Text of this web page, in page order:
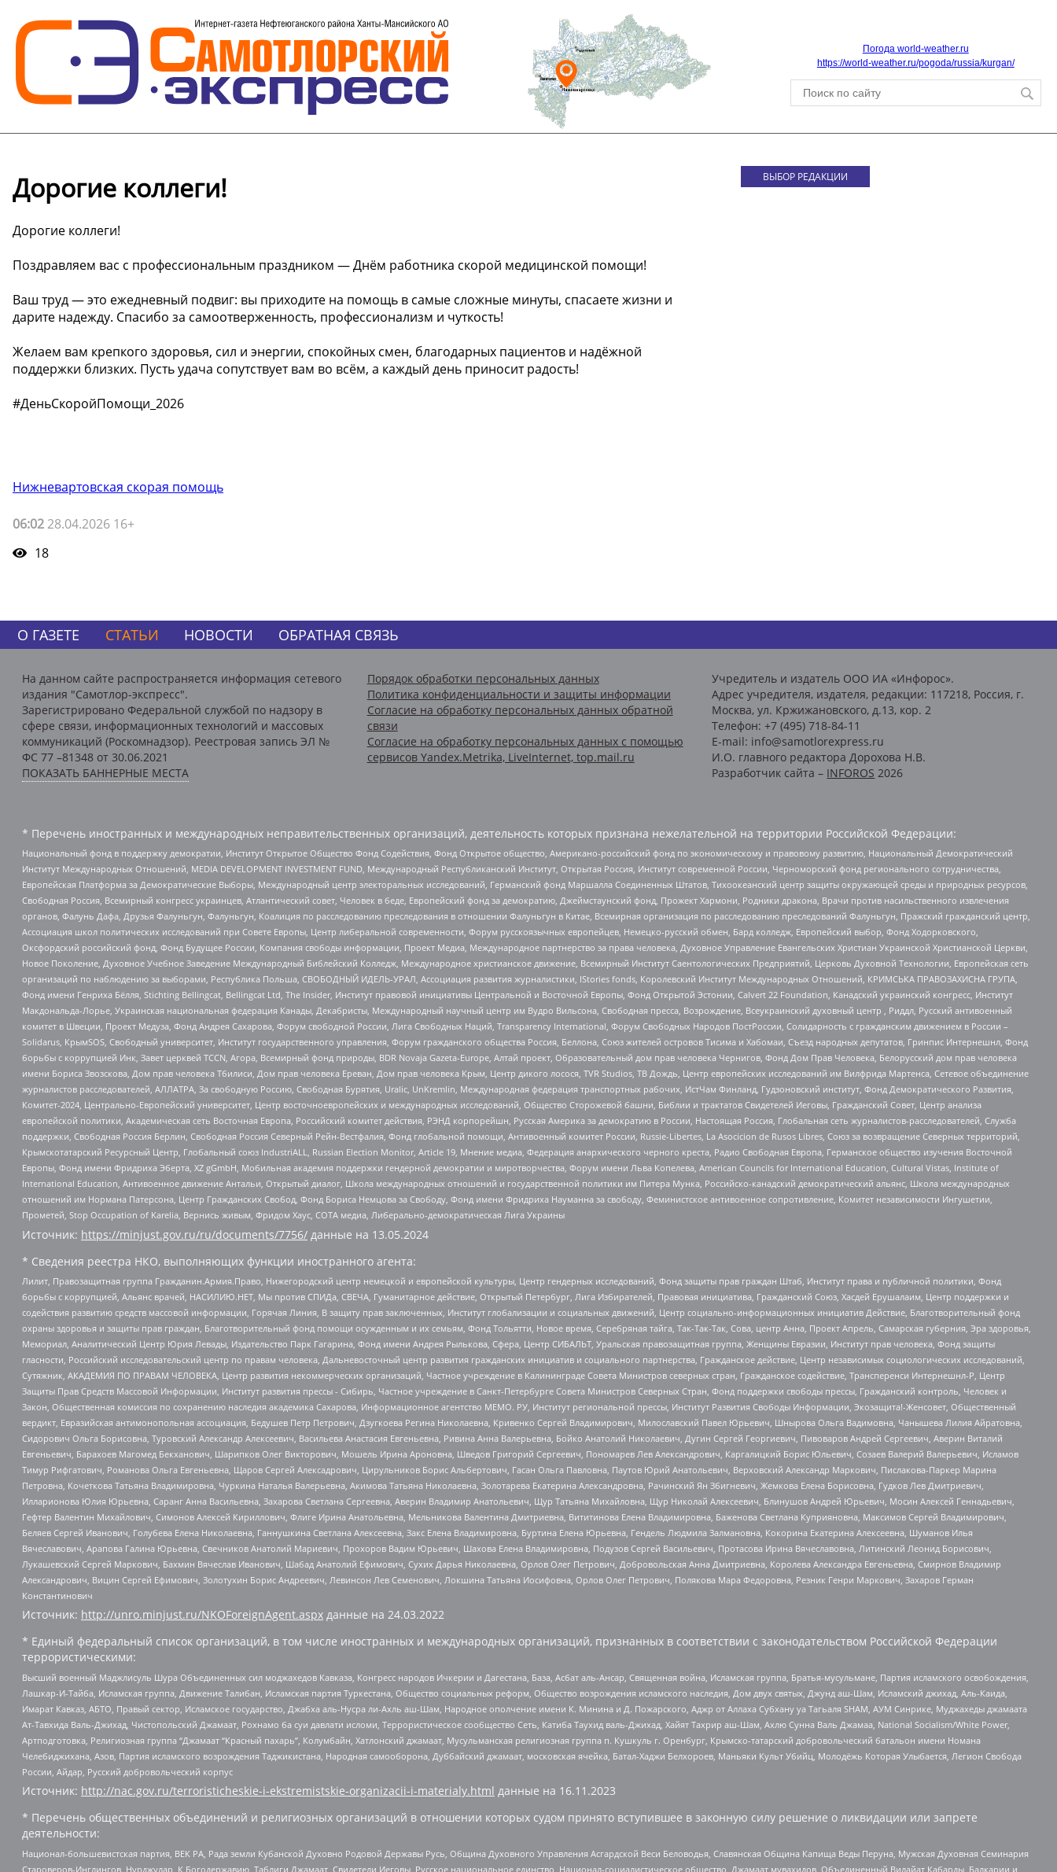
Погода world-weather.ru
https://world-weather.ru/pogoda/russia/kurgan/
Дорогие коллеги!
Дорогие коллеги!
Поздравляем вас с профессиональным праздником — Днём работника скорой медицинской помощи!
Ваш труд — это ежедневный подвиг: вы приходите на помощь в самые сложные минуты, спасаете жизни и
дарите надежду. Спасибо за самоотверженность, профессионализм и чуткость!
Желаем вам крепкого здоровья, сил и энергии, спокойных смен, благодарных пациентов и надёжной
поддержки близких. Пусть удача сопутствует вам во всём, а каждый день приносит радость!
#ДеньСкоройПомощи_2026
Нижневартовская скорая помощь
06:02 28.04.2026 16+
18
ВЫБОР РЕДАКЦИИ
О ГАЗЕТЕ СТАТЬИ НОВОСТИ ОБРАТНАЯ СВЯЗЬ
На данном сайте распространяется информация сетевого
издания "Самотлор-экспресс".
Зарегистрировано Федеральной службой по надзору в
сфере связи, информационных технологий и массовых
коммуникаций (Роскомнадзор). Реестровая запись ЭЛ №
ФС 77 –81348 от 30.06.2021
ПОКАЗАТЬ БАННЕРНЫЕ МЕСТА
Порядок обработки персональных данных
Политика конфиденциальности и защиты информации
Согласие на обработку персональных данных обратной
связи
Согласие на обработку персональных данных с помощью
сервисов Yandex.Metrika, LiveInternet, top.mail.ru
Учредитель и издатель ООО ИА «Инфорос».
Адрес учредителя, издателя, редакции: 117218, Россия, г.
Москва, ул. Кржижановского, д.13, кор. 2
Телефон: +7 (495) 718-84-11
E-mail: info@samotlorexpress.ru
И.О. главного редактора Дорохова Н.В.
Разработчик сайта – INFOROS 2026
* Перечень иностранных и международных неправительственных организаций, деятельность которых признана нежелательной на территории Российской Федерации:
Национальный фонд в поддержку демократии, Институт Открытое Общество Фонд Содействия, Фонд Открытое общество, Американо-российский фонд по экономическому и правовому развитию, Национальный Демократический
Институт Международных Отношений, MEDIA DEVELOPMENT INVESTMENT FUND, Международный Республиканский Институт, Открытая Россия, Институт современной России, Черноморский фонд регионального сотрудничества,
Европейская Платформа за Демократические Выборы, Международный центр электоральных исследований, Германский фонд Маршалла Соединенных Штатов, Тихоокеанский центр защиты окружающей среды и природных ресурсов,
Свободная Россия, Всемирный конгресс украинцев, Атлантический совет, Человек в беде, Европейский фонд за демократию, Джеймстаунский фонд, Прожект Хармони, Родники дракона, Врачи против насильственного извлечения
органов, Фалунь Дафа, Друзья Фалуньгун, Фалуньгун, Коалиция по расследованию преследования в отношении Фалуньгун в Китае, Всемирная организация по расследованию преследований Фалуньгун, Пражский гражданский центр,
Ассоциация школ политических исследований при Совете Европы, Центр либеральной современности, Форум русскоязычных европейцев, Немецко-русский обмен, Бард колледж, Европейский выбор, Фонд Ходорковского,
Оксфордский российский фонд, Фонд Будущее России, Компания свободы информации, Проект Медиа, Международное партнерство за права человека, Духовное Управление Евангельских Христиан Украинской Христианской Церкви,
Новое Поколение, Духовное Учебное Заведение Международный Библейский Колледж, Международное христианское движение, Всемирный Институт Саентологических Предприятий, Церковь Духовной Технологии, Европейская сеть
организаций по наблюдению за выборами, Республика Польша, СВОБОДНЫЙ ИДЕЛЬ-УРАЛ, Ассоциация развития журналистики, IStories fonds, Королевский Институт Международных Отношений, КРИМСЬКА ПРАВОЗАХИСНА ГРУПА,
Фонд имени Генриха Бёлля, Stichting Bellingcat, Bellingcat Ltd, The Insider, Институт правовой инициативы Центральной и Восточной Европы, Фонд Открытой Эстонии, Calvert 22 Foundation, Канадский украинский конгресс, Институт
Макдональда-Лорье, Украинская национальная федерация Канады, Декабристы, Международный научный центр им Вудро Вильсона, Свободная пресса, Возрождение, Всеукраинский духовный центр , Риддл, Русский антивоенный
комитет в Швеции, Проект Медуза, Фонд Андрея Сахарова, Форум свободной России, Лига Свободных Наций, Transparеncy International, Форум Свободных Народов ПостРоссии, Солидарность с гражданским движением в России –
Solidarus, КрымSOS, Свободный университет, Институт государственного управления, Форум гражданского общества Россия, Беллона, Союз жителей островов Тисима и Хабомаи, Съезд народных депутатов, Гринпис Интернешнл, Фонд
борьбы с коррупцией Инк, Завет церквей TCCN, Агора, Всемирный фонд природы, BDR Novaja Gazeta-Europe, Алтай проект, Образовательный дом прав человека Чернигов, Фонд Дом Прав Человека, Белорусский дом прав человека
имени Бориса Звозскова, Дом прав человека Тбилиси, Дом прав человека Ереван, Дом прав человека Крым, Центр дикого лосося, TVR Studios, ТВ Дождь, Центр европейских исследований им Вилфрида Мартенса, Сетевое объединение
журналистов расследователей, АЛЛАТРА, За свободную Россию, Свободная Бурятия, Uralic, UnKremlin, Международная федерация транспортных рабочих, ИстЧам Финланд, Гудзоновский институт, Фонд Демократического Развития,
Комитет-2024, Центрально-Европейский университет, Центр восточноевропейских и международных исследований, Общество Сторожевой башни, Библии и трактатов Свидетелей Иеговы, Гражданский Совет, Центр анализа
европейской политики, Академическая сеть Восточная Европа, Российский комитет действия, РЭНД корпорейшн, Русская Америка за демократию в России, Настоящая Россия, Глобальная сеть журналистов-расследователей, Служба
поддержки, Свободная Россия Берлин, Свободная Россия Северный Рейн-Вестфалия, Фонд глобальной помощи, Антивоенный комитет России, Russie-Libertes, La Asocicion de Rusos Libres, Союз за возвращение Северных территорий,
Крымскотатарский Ресурсный Центр, Глобальный союз IndustriALL, Russian Election Monitor, Article 19, Мнение медиа, Федерация анархического черного креста, Радио Свободная Европа, Германское общество изучения Восточной
Европы, Фонд имени Фридриха Эберта, XZ gGmbH, Мобильная академия поддержки гендерной демократии и миротворчества, Форум имени Льва Копелева, American Councils for International Education, Cultural Vistas, Institute of
International Education, Антивоенное движение Антальи, Открытый диалог, Школа международных отношений и государственной политики им Питера Мунка, Российско-канадский демократический альянс, Школа международных
отношений им Нормана Патерсона, Центр Гражданских Свобод, Фонд Бориса Немцова за Свободу, Фонд имени Фридриха Науманна за свободу, Феминистское антивоенное сопротивление, Комитет независимости Ингушетии,
Прометей, Stop Occupation of Karelia, Вернись живым, Фридом Хаус, СОТА медиа, Либерально-демократическая Лига Украины
Источник: https://minjust.gov.ru/ru/documents/7756/ данные на 13.05.2024
* Сведения реестра НКО, выполняющих функции иностранного агента:
Лилит, Правозащитная группа Гражданин.Армия.Право, Нижегородский центр немецкой и европейской культуры, Центр гендерных исследований, Фонд защиты прав граждан Штаб, Институт права и публичной политики, Фонд
борьбы с коррупцией, Альянс врачей, НАСИЛИЮ.НЕТ, Мы против СПИДа, СВЕЧА, Гуманитарное действие, Открытый Петербург, Лига Избирателей, Правовая инициатива, Гражданский Союз, Хасдей Ерушалаим, Центр поддержки и
содействия развитию средств массовой информации, Горячая Линия, В защиту прав заключенных, Институт глобализации и социальных движений, Центр социально-информационных инициатив Действие, Благотворительный фонд
охраны здоровья и защиты прав граждан, Благотворительный фонд помощи осужденным и их семьям, Фонд Тольятти, Новое время, Серебряная тайга, Так-Так-Так, Сова, центр Анна, Проект Апрель, Самарская губерния, Эра здоровья,
Мемориал, Аналитический Центр Юрия Левады, Издательство Парк Гагарина, Фонд имени Андрея Рылькова, Сфера, Центр СИБАЛЬТ, Уральская правозащитная группа, Женщины Евразии, Институт прав человека, Фонд защиты
гласности, Российский исследовательский центр по правам человека, Дальневосточный центр развития гражданских инициатив и социального партнерства, Гражданское действие, Центр независимых социологических исследований,
Сутяжник, АКАДЕМИЯ ПО ПРАВАМ ЧЕЛОВЕКА, Центр развития некоммерческих организаций, Частное учреждение в Калининграде Совета Министров северных стран, Гражданское содействие, Трансперенси Интернешнл-Р, Центр
Защиты Прав Средств Массовой Информации, Институт развития прессы - Сибирь, Частное учреждение в Санкт-Петербурге Совета Министров Северных Стран, Фонд поддержки свободы прессы, Гражданский контроль, Человек и
Закон, Общественная комиссия по сохранению наследия академика Сахарова, Информационное агентство МЕМО. РУ, Институт региональной прессы, Институт Развития Свободы Информации, Экозащита!-Женсовет, Общественный
вердикт, Евразийская антимонопольная ассоциация, Бедушев Петр Петрович, Дзугкоева Регина Николаевна, Кривенко Сергей Владимирович, Милославский Павел Юрьевич, Шнырова Ольга Вадимовна, Чанышева Лилия Айратовна,
Сидорович Ольга Борисовна, Туровский Александр Алексеевич, Васильева Анастасия Евгеньевна, Ривина Анна Валерьевна, Бойко Анатолий Николаевич, Дугин Сергей Георгиевич, Пивоваров Андрей Сергеевич, Аверин Виталий
Евгеньевич, Барахоев Магомед Бекханович, Шарипков Олег Викторович, Мошель Ирина Ароновна, Шведов Григорий Сергеевич, Пономарев Лев Александрович, Каргалицкий Борис Юльевич, Созаев Валерий Валерьевич, Исламов
Тимур Рифгатович, Романова Ольга Евгеньевна, Щаров Сергей Алексадрович, Цирульников Борис Альбертович, Гасан Ольга Павловна, Паутов Юрий Анатольевич, Верховский Александр Маркович, Пислакова-Паркер Марина
Петровна, Кочеткова Татьяна Владимировна, Чуркина Наталья Валерьевна, Акимова Татьяна Николаевна, Золотарева Екатерина Александровна, Рачинский Ян Збигневич, Жемкова Елена Борисовна, Гудков Лев Дмитриевич,
Илларионова Юлия Юрьевна, Саранг Анна Васильевна, Захарова Светлана Сергеевна, Аверин Владимир Анатольевич, Щур Татьяна Михайловна, Щур Николай Алексеевич, Блинушов Андрей Юрьевич, Мосин Алексей Геннадьевич,
Гефтер Валентин Михайлович, Симонов Алексей Кириллович, Флиге Ирина Анатольевна, Мельникова Валентина Дмитриевна, Вититинова Елена Владимировна, Баженова Светлана Куприяновна, Максимов Сергей Владимирович,
Беляев Сергей Иванович, Голубева Елена Николаевна, Ганнушкина Светлана Алексеевна, Закс Елена Владимировна, Буртина Елена Юрьевна, Гендель Людмила Залмановна, Кокорина Екатерина Алексеевна, Шуманов Илья
Вячеславович, Арапова Галина Юрьевна, Свечников Анатолий Мариевич, Прохоров Вадим Юрьевич, Шахова Елена Владимировна, Подузов Сергей Васильевич, Протасова Ирина Вячеславовна, Литинский Леонид Борисович,
Лукашевский Сергей Маркович, Бахмин Вячеслав Иванович, Шабад Анатолий Ефимович, Сухих Дарья Николаевна, Орлов Олег Петрович, Добровольская Анна Дмитриевна, Королева Александра Евгеньевна, Смирнов Владимир
Александрович, Вицин Сергей Ефимович, Золотухин Борис Андреевич, Левинсон Лев Семенович, Локшина Татьяна Иосифовна, Орлов Олег Петрович, Полякова Мара Федоровна, Резник Генри Маркович, Захаров Герман
Константинович
Источник: http://unro.minjust.ru/NKOForeignAgent.aspx данные на 24.03.2022
* Единый федеральный список организаций, в том числе иностранных и международных организаций, признанных в соответствии с законодательством Российской Федерации
террористическими:
Высший военный Маджлисуль Шура Объединенных сил моджахедов Кавказа, Конгресс народов Ичкерии и Дагестана, База, Асбат аль-Ансар, Священная война, Исламская группа, Братья-мусульмане, Партия исламского освобождения,
Лашкар-И-Тайба, Исламская группа, Движение Талибан, Исламская партия Туркестана, Общество социальных реформ, Общество возрождения исламского наследия, Дом двух святых, Джунд аш-Шам, Исламский джихад, Аль-Каида,
Имарат Кавказ, АБТО, Правый сектор, Исламское государство, Джабха аль-Нусра ли-Ахль аш-Шам, Народное ополчение имени К. Минина и Д. Пожарского, Аджр от Аллаха Субхану уа Тагьаля SHAM, АУМ Синрике, Муджахеды джамаата
Ат-Тавхида Валь-Джихад, Чистопольский Джамаат, Рохнамо ба суи давлати исломи, Террористическое сообщество Сеть, Катиба Таухид валь-Джихад, Хайят Тахрир аш-Шам, Ахлю Сунна Валь Джамаа, National Socialism/White Power,
Артподготовка, Религиозная группа “Джамаат “Красный пахарь”, Колумбайн, Хатлонский джамаат, Мусульманская религиозная группа п. Кушкуль г. Оренбург, Крымско-татарский добровольческий батальон имени Номана
Челебиджихана, Азов, Партия исламского возрождения Таджикистана, Народная самооборона, Дуббайский джамаат, московская ячейка, Батал-Хаджи Белхороев, Маньяки Культ Убийц, Молодёжь Которая Улыбается, Легион Свобода
России, Айдар, Русский добровольческий корпус
Источник: http://nac.gov.ru/terroristicheskie-i-ekstremistskie-organizacii-i-materialy.html данные на 16.11.2023
* Перечень общественных объединений и религиозных организаций в отношении которых судом принято вступившее в законную силу решение о ликвидации или запрете
деятельности:
Национал-большевистская партия, ВЕК РА, Рада земли Кубанской Духовно Родовой Державы Русь, Община Духовного Управления Асгардской Веси Беловодья, Славянская Община Капища Веды Перуна, Мужская Духовная Семинария
Староверов-Инглингов, Нурджулар, К Богодержавию, Таблиги Джамаат, Свидетели Иеговы, Русское национальное единство, Национал-социалистическое общество, Джамаат мувахидов, Объединенный Вилайат Кабарды, Балкарии и